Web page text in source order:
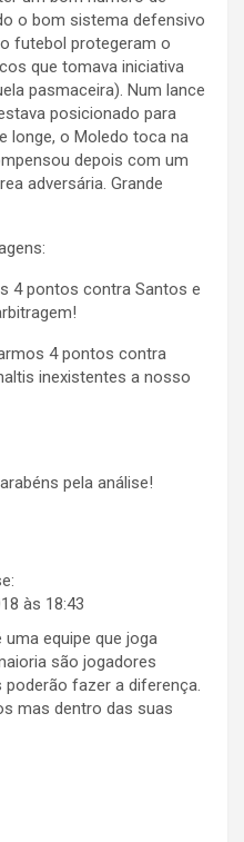
o bom sistema defensivo
futebol protegeram o
que tomava iniciativa
pasmaceira). Num lance
posicionado para
longe, o Moledo toca na
depois com um
adversária. Grande
4 pontos contra Santos e
4 pontos contra
inexistentes a nosso
pela análise!
às 18:43
uma equipe que joga
são jogadores
poderão fazer a diferença.
mas dentro das suas